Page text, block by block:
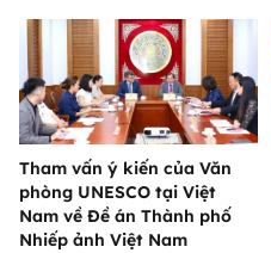
Tham vấn ý kiến của Văn
phòng UNESCO tại Việt
Nam về Đề án Thành phố
Nhiếp ảnh Việt Nam